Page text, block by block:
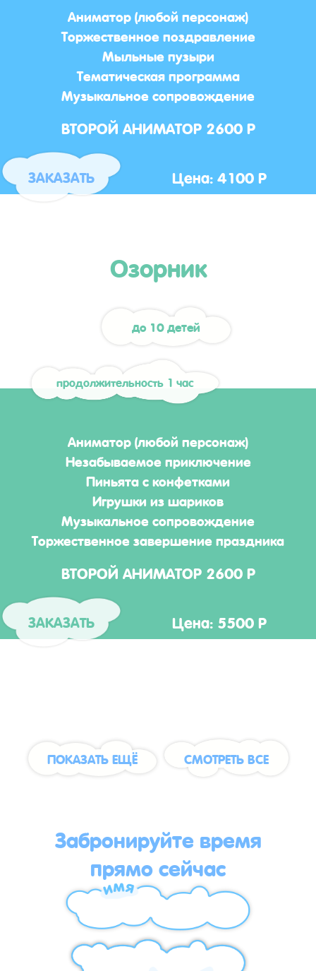
Аниматор (любой персонаж)
Торжественное поздравление
Мыльные пузыри
Тематическая программа
Музыкальное сопровождение
ВТОРОЙ АНИМАТОР 2600 Р
ЗАКАЗАТЬ Цена: 4100 Р
Озорник
до 10 детей
продолжительность 1 час
Аниматор (любой персонаж)
Незабываемое приключение
Пиньята с конфетками
Игрушки из шариков
Музыкальное сопровождение
Торжественное завершение праздника
ВТОРОЙ АНИМАТОР 2600 Р
ЗАКАЗАТЬ Цена: 5500 Р
ПОКАЗАТЬ ЕЩЁ СМОТРЕТЬ ВСЕ
Забронируйте время
прямо сейчас